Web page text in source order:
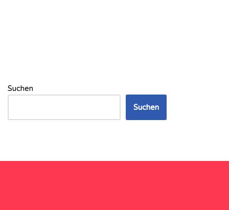
Suchen
Suchen